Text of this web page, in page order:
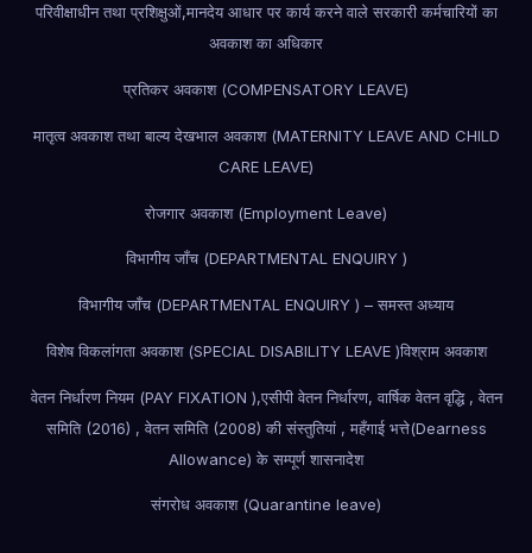
परिवीक्षाधीन तथा प्रशिक्षुओं,मानदेय आधार पर कार्य करने वाले सरकारी कर्मचारियों का
अवकाश का अधिकार
प्रतिकर अवकाश (COMPENSATORY LEAVE)
मातृत्व अवकाश तथा बाल्य देखभाल अवकाश (MATERNITY LEAVE AND CHILD
CARE LEAVE)
रोजगार अवकाश (Employment Leave)
विभागीय जाँच (DEPARTMENTAL ENQUIRY )
विभागीय जाँच (DEPARTMENTAL ENQUIRY ) – समस्त अध्याय
विशेष विकलांगता अवकाश (SPECIAL DISABILITY LEAVE )विश्राम अवकाश
वेतन निर्धारण नियम (PAY FIXATION ),एसीपी वेतन निर्धारण, वार्षिक वेतन वृद्धि , वेतन
समिति (2016) , वेतन समिति (2008) की संस्तुतियां , महँगाई भत्ते(Dearness
Allowance) के सम्पूर्ण शासनादेश
संगरोध अवकाश (Quarantine leave)